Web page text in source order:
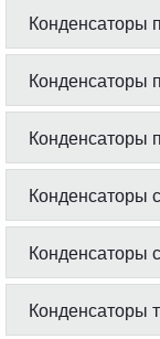
Конденсаторы
Конденсаторы
Конденсаторы
Конденсаторы
Конденсаторы
Конденсаторы